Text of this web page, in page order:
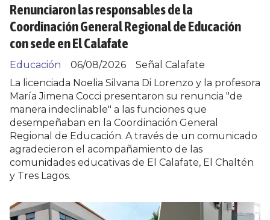
Renunciaron las responsables de la
Coordinación General Regional de Educación
con sede en El Calafate
Señal Calafate
Educación
06/08/2026
La licenciada Noelia Silvana Di Lorenzo y la profesora
María Jimena Cocci presentaron su renuncia "de
manera indeclinable" a las funciones que
desempeñaban en la Coordinación General
Regional de Educación. A través de un comunicado
agradecieron el acompañamiento de las
comunidades educativas de El Calafate, El Chaltén
y Tres Lagos.